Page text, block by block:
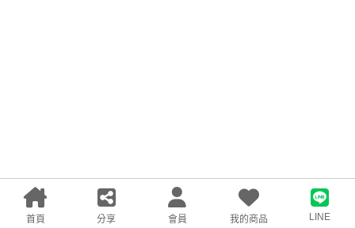
首頁 分享 會員 我的商品 LINE